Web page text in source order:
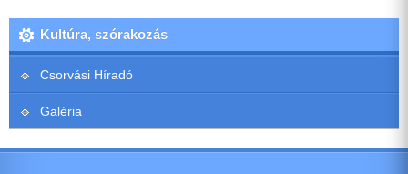
Kultúra, szórakozás
Csorvási Híradó
Galéria